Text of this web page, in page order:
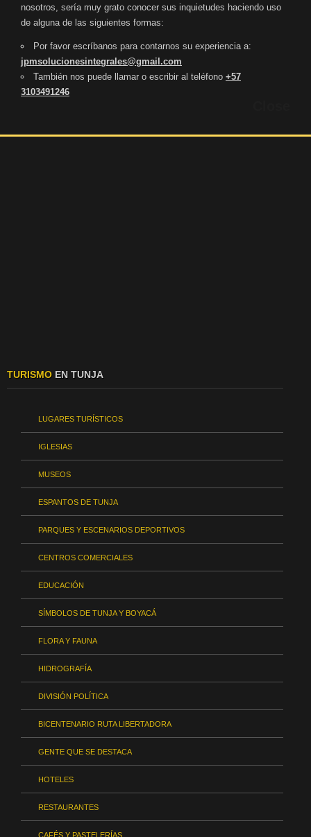
nosotros, sería muy grato conocer sus inquietudes haciendo uso
de alguna de las siguientes formas:
Por favor escríbanos para contarnos su experiencia a:
jpmsolucionesintegrales@gmail.com
También nos puede llamar o escribir al teléfono +57
3103491246
TURISMO EN TUNJA
LUGARES TURÍSTICOS
IGLESIAS
MUSEOS
ESPANTOS DE TUNJA
PARQUES Y ESCENARIOS DEPORTIVOS
CENTROS COMERCIALES
EDUCACIÓN
SÍMBOLOS DE TUNJA Y BOYACÁ
FLORA Y FAUNA
HIDROGRAFÍA
DIVISIÓN POLÍTICA
BICENTENARIO RUTA LIBERTADORA
GENTE QUE SE DESTACA
HOTELES
RESTAURANTES
CAFÉS Y PASTELERÍAS